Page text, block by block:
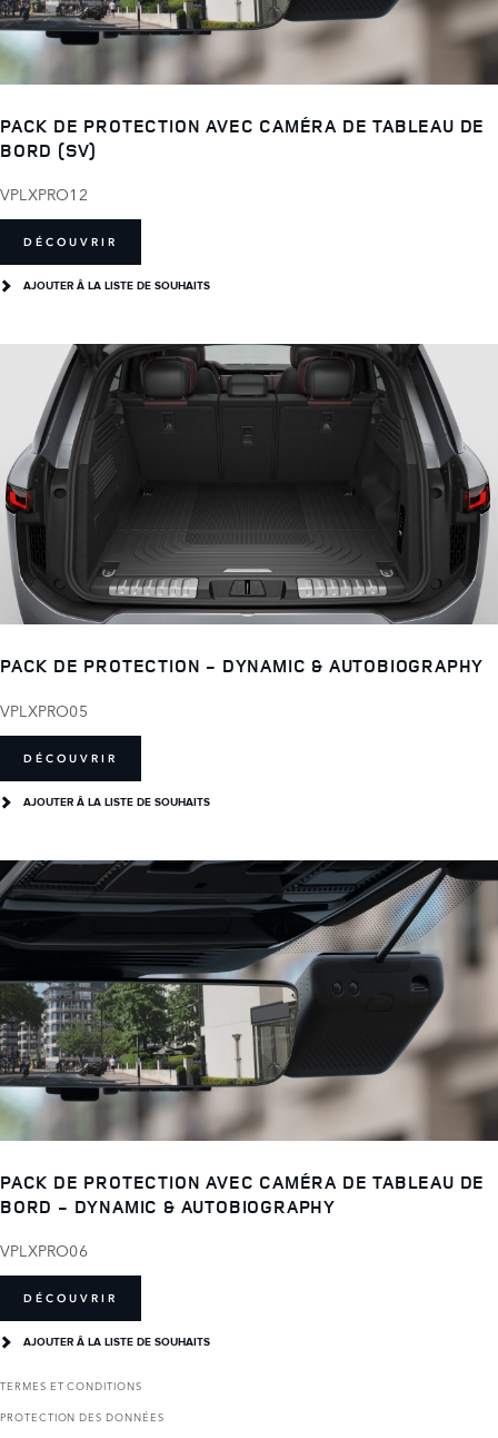
PACK DE PROTECTION AVEC CAMÉRA DE TABLEAU DE
BORD (SV)
VPLXPRO12
DÉCOUVRIR
AJOUTER Â LA LISTE DE SOUHAITS
PACK DE PROTECTION - DYNAMIC & AUTOBIOGRAPHY
VPLXPRO05
DÉCOUVRIR
AJOUTER Â LA LISTE DE SOUHAITS
PACK DE PROTECTION AVEC CAMÉRA DE TABLEAU DE
BORD - DYNAMIC & AUTOBIOGRAPHY
VPLXPRO06
DÉCOUVRIR
AJOUTER Â LA LISTE DE SOUHAITS
TERMES ET CONDITIONS
PROTECTION DES DONNÉES